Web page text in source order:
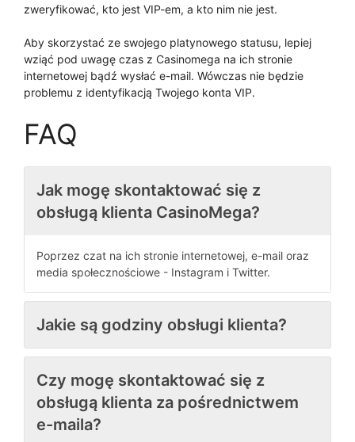
zweryfikować, kto jest VIP-em, a kto nim nie jest.
Aby skorzystać ze swojego platynowego statusu, lepiej
wziąć pod uwagę czas z Casinomega na ich stronie
internetowej bądź wysłać e-mail. Wówczas nie będzie
problemu z identyfikacją Twojego konta VIP.
FAQ
Jak mogę skontaktować się z
obsługą klienta CasinoMega?
Poprzez czat na ich stronie internetowej, e-mail oraz
media społecznościowe - Instagram i Twitter.
Jakie są godziny obsługi klienta?
Czy mogę skontaktować się z
obsługą klienta za pośrednictwem
e-maila?